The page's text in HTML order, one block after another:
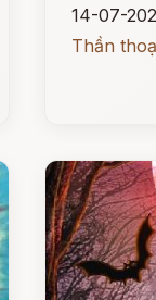
14-07-
Thần